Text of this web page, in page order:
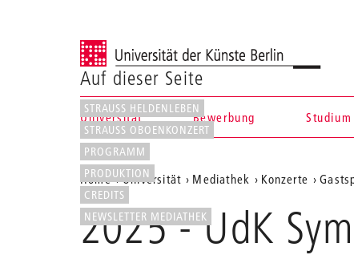
Universität der Künste Berlin
Navigation &
Suche
Universität Bewerbung Studium
Aktuelle
Position
auf
Home Universität Mediathek Konzerte
2025 - UdK
Auf dieser Seite
STRAUSS HELDENLEBEN
STRAUSS OBOENKONZERT
PROGRAMM
PRODUKTION
CREDITS
NEWSLETTER MEDIATHEK